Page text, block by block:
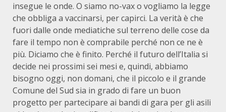
insegue le onde. O siamo no-vax o vogliamo la legge
che obbliga a vaccinarsi, per capirci. La verità è che
fuori dalle onde mediatiche sul terreno delle cose da
fare il tempo non è comprabile perché non ce ne è
più. Diciamo che è finito. Perché il futuro dell’Italia si
decide nei prossimi sei mesi e, quindi, abbiamo
bisogno oggi, non domani, che il piccolo e il grande
Comune del Sud sia in grado di fare un buon
progetto per partecipare ai bandi di gara per gli asili